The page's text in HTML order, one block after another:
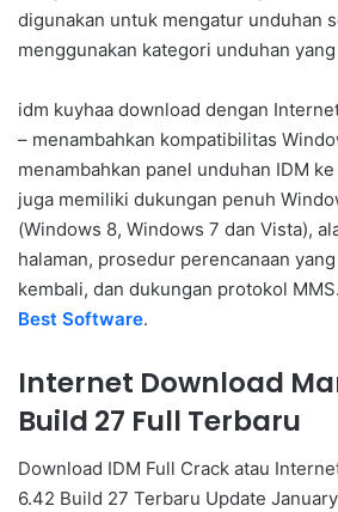
digunakan untuk mengatur unduhan
menggunakan kategori unduhan
idm kuyhaa download dengan
– menambahkan kompatibilitas
menambahkan panel unduhan IDM
juga memiliki dukungan penuh
(Windows 8, Windows 7 dan Vista),
halaman, prosedur perencanaan
kembali, dan dukungan protokol
Best Software.
Internet Download
Build 27 Full Terbaru
Download IDM Full Crack atau
6.42 Build 27 Terbaru Update